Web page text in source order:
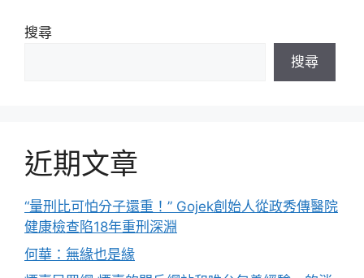
搜尋
搜尋
近期文章
“量刑比可怕分子還重！” Gojek創始人從政秀傳醫院
健康檢查陷18年重刑深淵
何華：無緣也是緣